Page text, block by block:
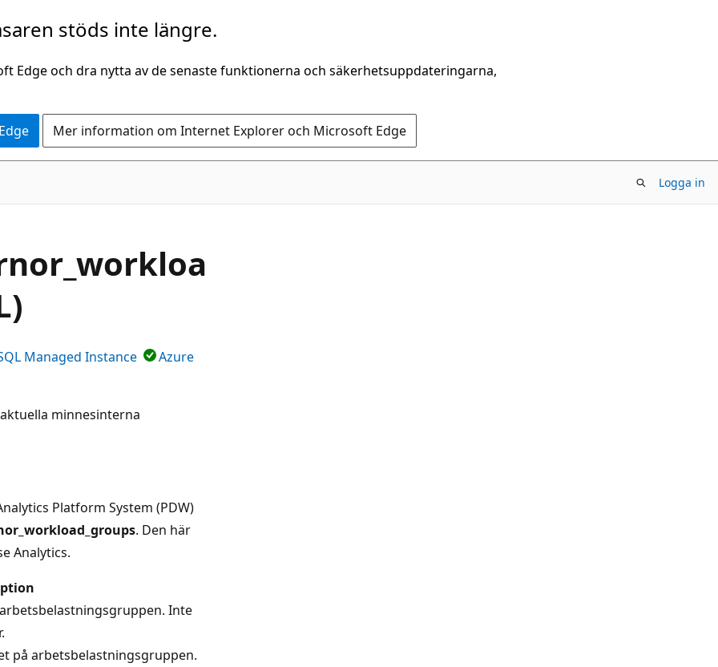
stöds inte längre.
Edge och dra nytta av de senaste funktionerna och säkerhetsuppdateringarna,
Mer information om Internet Explorer och Microsoft Edge
Logga in
Managed Instance Azure
minnesinterna
Platform System (PDW)
. Den här
Analytics.
Inte
på arbetsbelastningsgruppen.